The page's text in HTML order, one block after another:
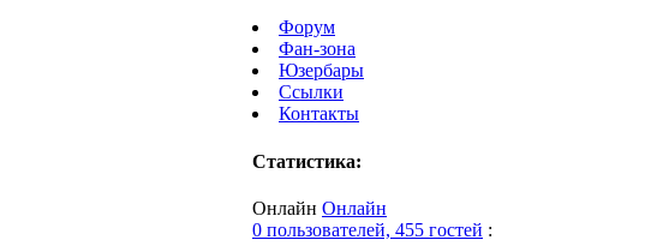
Форум
Фан-зона
Юзербары
Ссылки
Контакты
Статистика:
Онлайн Онлайн
0 пользователей, 455 гостей :